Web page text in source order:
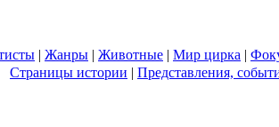
| Жанры | Животные | Мир цирка |
Страницы истории | Представления,